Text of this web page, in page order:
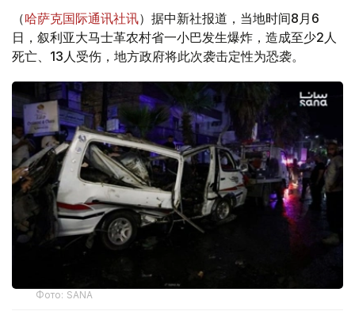
（哈萨克国际通讯社讯）据中新社报道，当地时间8月6
日，叙利亚大马士革农村省一小巴发生爆炸，造成至少2人
死亡、13人受伤，地方政府将此次袭击定性为恐袭。
Фото: SANA